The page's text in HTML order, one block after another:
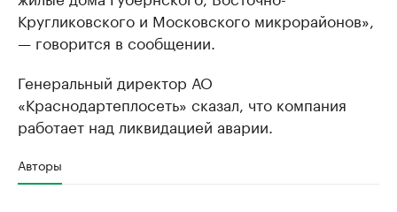
Кругликовского и Московского микрорайонов»,
— говорится в сообщении.
Генеральный директор АО
«Краснодартеплосеть» сказал, что компания
работает над ликвидацией аварии.
Авторы